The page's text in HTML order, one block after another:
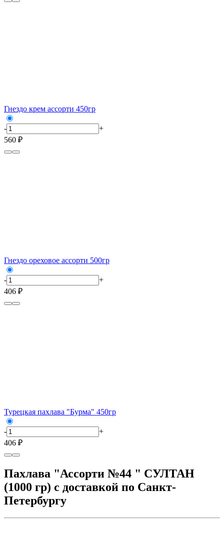
Гнездо крем ассорти 450гр
-
+
560 ₽
Гнездо ореховое ассорти 500гр
-
+
406 ₽
Турецкая пахлава "Бурма" 450гр
-
+
406 ₽
Пахлава "Ассорти №44 " СУЛТАН
(1000 гр) с доставкой по Санкт-
Петербургу